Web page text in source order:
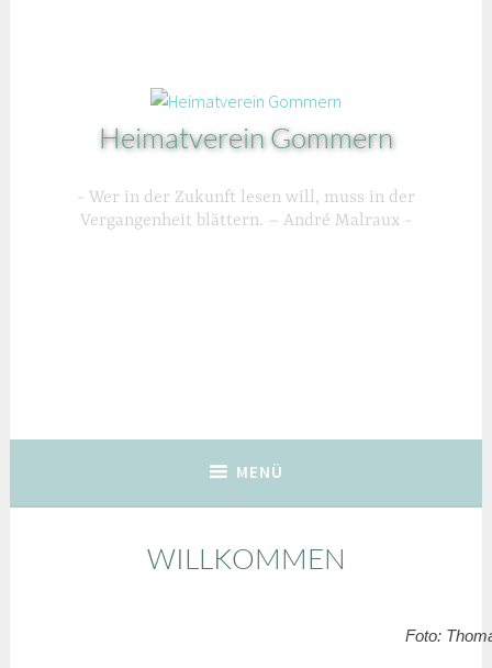
Heimatverein Gommern
Wer in der Zukunft lesen will, muss in der
Vergangenheit blättern. – André Malraux
MENÜ
WILLKOMMEN
Foto: